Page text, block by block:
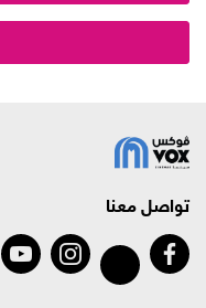
تواصل معنا